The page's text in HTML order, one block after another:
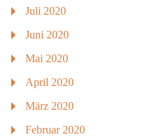
Juli 2020
Juni 2020
Mai 2020
April 2020
März 2020
Februar 2020